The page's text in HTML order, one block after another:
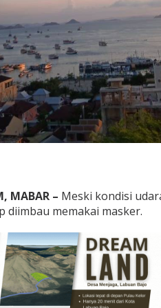
MABAR – Meski kondisi
memakai masker.
Koe 2026 Dorong
Kreatif
Prosesi Laut Jadi